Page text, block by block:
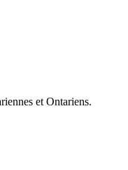
et Ontariens.